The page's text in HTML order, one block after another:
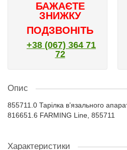
БАЖАЄТЕ
ЗНИЖКУ
ПОДЗВОНІТЬ
+38 (067) 364 71
72
Опис
855711.0 Тарілка в’язального
816651.6 FARMING Line, 855711
Характеристики